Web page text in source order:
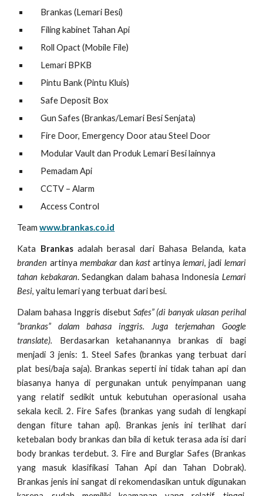
Brankas (Lemari Besi)
Filing kabinet Tahan Api
Roll Opact (Mobile File)
Lemari BPKB
Pintu Bank (Pintu Kluis)
Safe Deposit Box
Gun Safes (Brankas/Lemari Besi Senjata)
Fire Door, Emergency Door atau Steel Door
Modular Vault dan Produk Lemari Besi lainnya
Pemadam Api
CCTV – Alarm
Access Control
Teamwww.brankas.co.id
Kata Brankasadalah berasal dari Bahasa Belanda, kata
branden artinya membakardankast artinyalemari, jadi lemari
tahan kebakaran. Sedangkan dalam bahasa Indonesia Lemari
Besi, yaitu lemari yang terbuat dari besi.
Dalam bahasa Inggris disebut Safes” (di banyak ulasan perihal
“brankas” dalam bahasa inggris. Juga terjemahan Google
translate). Berdasarkan ketahanannya brankas di bagi
menjadi 3 jenis: 1. Steel Safes (brankas yang terbuat dari
plat besi/baja saja). Brankas seperti ini tidak tahan api dan
biasanya hanya di pergunakan untuk penyimpanan uang
yang relatif sedikit untuk kebutuhan operasional usaha
sekala kecil. 2. Fire Safes (brankas yang sudah di lengkapi
dengan fiture tahan api). Brankas jenis ini terlihat dari
ketebalan body brankas dan bila di ketuk terasa ada isi dari
body brankas terdebut. 3. Fire and Burglar Safes (Brankas
yang masuk klasifikasi Tahan Api dan Tahan Dobrak).
Brankas jenis ini sangat di rekomendasikan untuk digunakan